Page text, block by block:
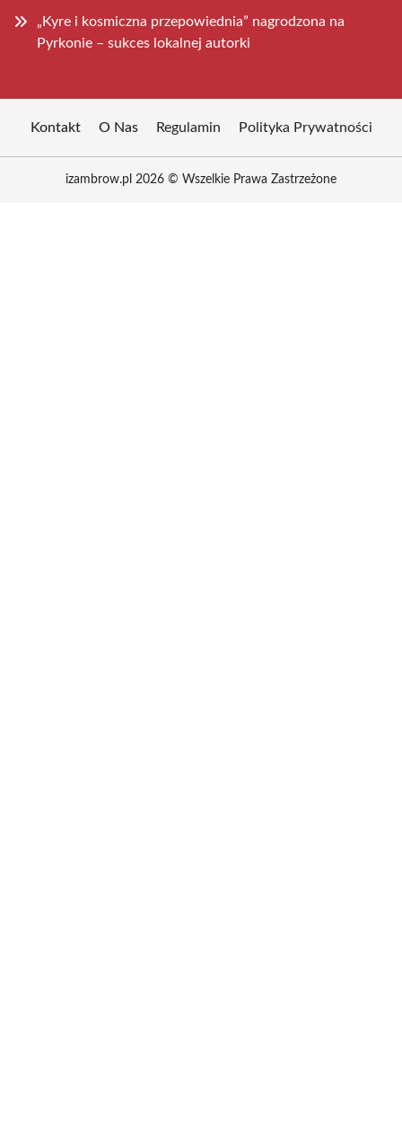
„Kyre i kosmiczna przepowiednia” nagrodzona na
Pyrkonie – sukces lokalnej autorki
Kontakt O Nas Regulamin Polityka Prywatności
izambrow.pl 2026 © Wszelkie Prawa Zastrzeżone